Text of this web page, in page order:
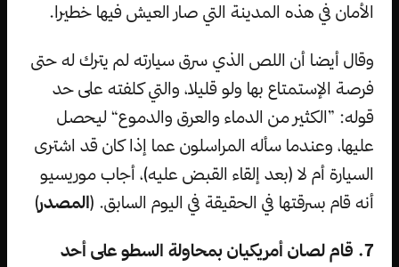
الأمان في هذه المدينة التي صار العيش فيها خطيرا.
وقال أيضا أن اللص الذي سرق سيارته لم يترك له حتى
فرصة الإستمتاع بها ولو قليلا، والتي كلفته على حد
قوله: ”الكثير من الدماء والعرق والدموع“ ليحصل
عليها، وعندما سأله المراسلون عما إذا كان قد اشترى
السيارة أم لا (بعد إلقاء القبض عليه)، أجاب موريسيو
أنه قام بسرقتها في الحقيقة في اليوم السابق. (المصدر)
7. قام لصان أمريكيان بمحاولة السطو على أحد